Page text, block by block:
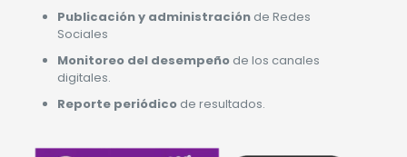
Publicación y administración de Redes
Sociales
Monitoreo del desempeño de los canales
digitales.
Reporte periódico de resultados.